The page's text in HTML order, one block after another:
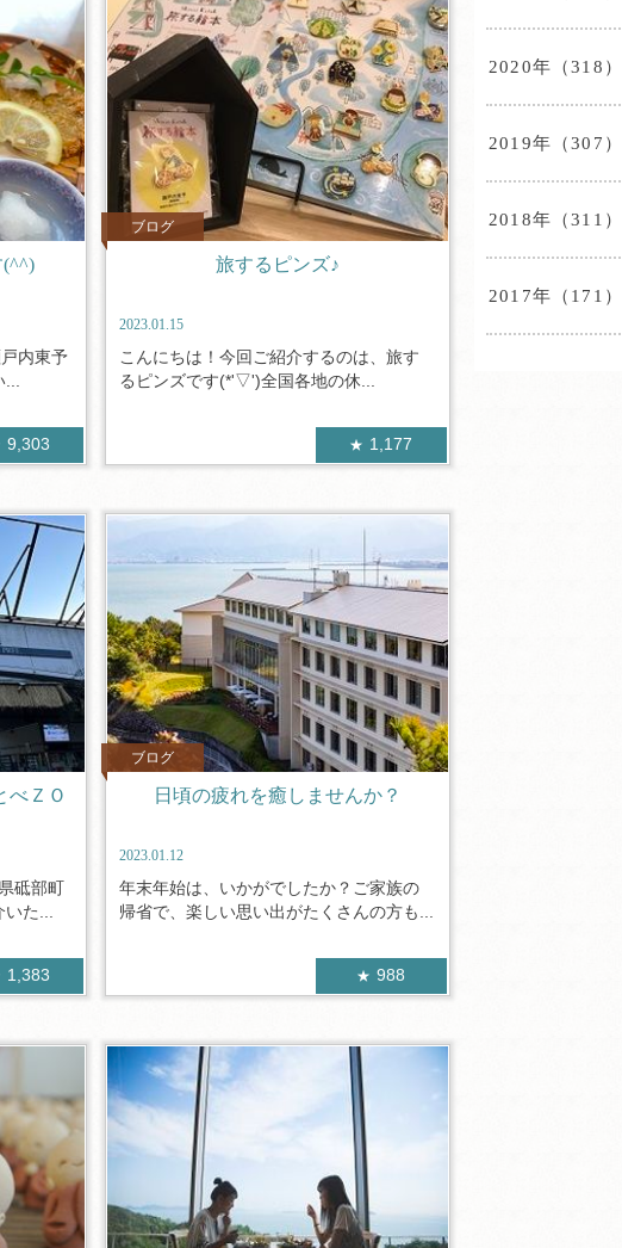
(^^)
内東予
9,303
ブログ
旅するピンズ♪
2023.01.15
こんにちは！今回ご紹介するのは、旅す
るピンズです(*'▽')全国各地の休...
1,177
べＺＯ
砥部町
た...
1,383
ブログ
日頃の疲れを癒しませんか？
2023.01.12
年末年始は、いかがでしたか？ご家族の
帰省で、楽しい思い出がたくさんの方も...
988
2020年（318）
2019年（307）
2018年（311）
2017年（171）